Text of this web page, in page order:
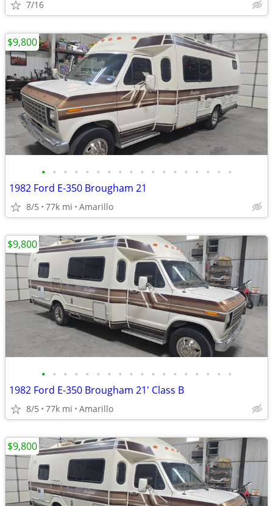
7/16
• • • • • • • • • • • • • • • • • •
1982 Ford E-350 Brougham 21
8/5 77k mi Amarillo
$9,800
• • • • • • • • • • • • • • • • • •
1982 Ford E-350 Brougham 21' Class B
8/5 77k mi Amarillo
$9,800
$9,800